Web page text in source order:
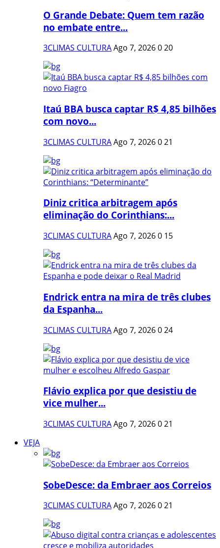
O Grande Debate: Quem tem razão
no embate entre...
3CLIMAS CULTURAAgo 7, 2026020
Itaú BBA busca captar R$ 4,85 bilhões
com novo...
3CLIMAS CULTURAAgo 7, 2026021
Diniz critica arbitragem após
eliminação do Corinthians:...
3CLIMAS CULTURAAgo 7, 20260 15
Endrick entra na mira de três clubes
da Espanha...
3CLIMAS CULTURAAgo 7, 2026024
Flávio explica por que desistiu de
vice mulher...
3CLIMAS CULTURAAgo 7, 2026021
VEJA
SobeDesce: da Embraer aos Correios
3CLIMAS CULTURAAgo 7, 2026021